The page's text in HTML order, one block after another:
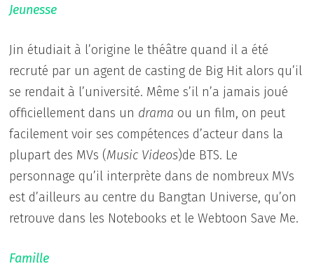
Jeunesse
Jin étudiait à l’origine le théâtre quand il a été
recruté par un agent de casting de Big Hit alors qu’il
se rendait à l’université. Même s’il n’a jamais joué
officiellement dans un drama ou un film, on peut
facilement voir ses compétences d’acteur dans la
plupart des MVs (Music Videos)de BTS. Le
personnage qu’il interprète dans de nombreux MVs
est d’ailleurs au centre du Bangtan Universe, qu’on
retrouve dans les Notebooks et le Webtoon Save Me.
Famille